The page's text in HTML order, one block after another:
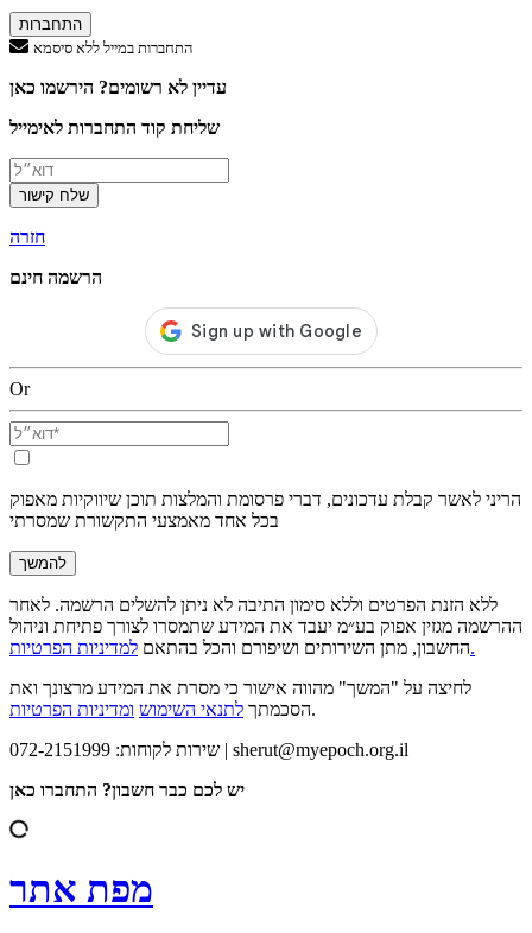
התחברות
התחברות במייל ללא סיסמא
עדיין לא רשומים? הירשמו כאן
שליחת קוד התחברות לאימייל
שלח קישור
חזרה
הרשמה חינם
Or
הריני לאשר קבלת עדכונים, דברי פרסומת והמלצות תוכן שיווקיות מאפוק
בכל אחד מאמצעי התקשורת שמסרתי
להמשך
ללא הזנת הפרטים וללא סימון התיבה לא ניתן להשלים הרשמה. לאחר
ההרשמה מגזין אפוק בע״מ יעבד את המידע שתמסרו לצורך פתיחת וניהול
החשבון, מתן השירותים ושיפורם והכל בהתאםלמדיניות הפרטיות.
לחיצה על "המשך" מהווה אישור כי מסרת את המידע מרצונך ואת
הסכמתך לתנאי השימוש ומדיניות הפרטיות
.
שירות לקוחות: 072-2151999 | sherut@myepoch.org.il
יש לכם כבר חשבון? התחברו כאן
מפת אתר